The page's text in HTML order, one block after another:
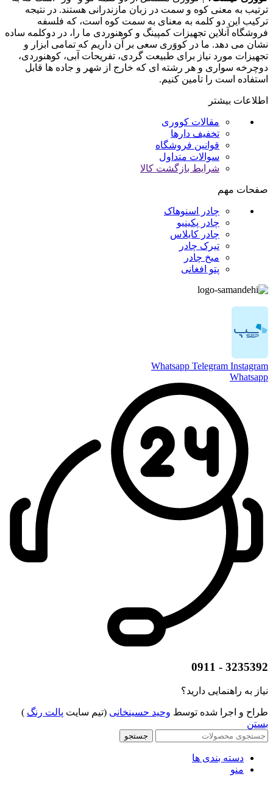
ترتیب به معنی کوه و سمت در زبان مازندرانی هستند. در نتیجه
ترکیب این دو کلمه به معنای به سمت کوه است، که فلسفه
فروشگاه آنلاین تجهیزات کمپینگ و کوهنوردی ما را، در دوکلمه ساده
نشان می دهد. ما در کووَری سعی بر آن داریم که تمامی ابزار و
تجهیزات مورد نیاز برای طبیعت گردی، تفریحات آبی، کوهنوردی،
دوچرخه سواری و هر رشته ای که خارج از شهر و جاده ها قابل
استفاده است را تامین کنیم.
اطلاعات بیشتر
مقالات کووری
تخفیف دارها
قوانین فروشگاه
سوالات متداول
شرایط بازگشت کالا
صفحات مهم
چادر اسنوهاک
چادر پکینیو
چادر کایلاس
تیرک چادر
میخ چادر
پتو افغانی
Whatsapp Telegram Instagram
Whatsapp
3235392 - 0911
نیاز به راهنمایی دارید؟
طراح و اجرا شده توسط وحید حسینخانی (تیم سایت پالت رنگ )
بستن
جستجو
دسته بندی ها
منو